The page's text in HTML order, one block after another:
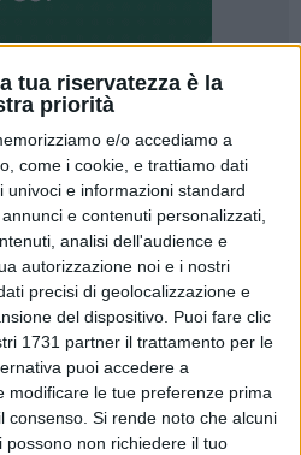
tua riservatezza è la
priorità
e/o accediamo a
come i cookie, e trattiamo dati
univoci e informazioni standard
e contenuti personalizzati,
analisi dell'audience e
autorizzazione noi e i nostri
precisi di geolocalizzazione e
del dispositivo. Puoi fare clic
1731 partner il trattamento per le
puoi accedere a
modificare le tue preferenze prima
consenso. Si rende noto che alcuni
non richiedere il tuo
che sono state annullate, per
tecnica, le due date dello
rispettivamente il 16
e il 17 aprile al Palasport di
le scenografie dello spettacolo
collocazione all'interno dei